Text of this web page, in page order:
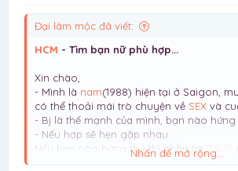
Đại lâm mộc đã viết:
HCM - Tìm bạn nữ phù hợp...
Xin chào,
- Mình là nam(1988) hiện tại ở Saigon,
có thể thoải mái trò chuyện về SEX và
- Bj là thế mạnh của mình, bạn nào
- Nếu hợp sẽ hẹn gặp nhau.
Nếu bạn nào hứng thú thì nhắn tinZALO
Lưu ý: mình chỉ tìm NỮ, giới tính khác
Nhấn để mở rộng...